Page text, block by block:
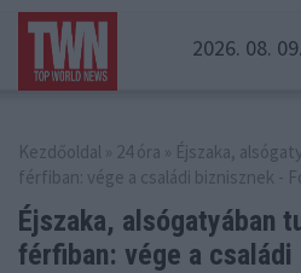
2026. 08. 09.
Kezdőoldal » 24 óra » Éjszaka,
férfiban: vége a családi biznisznek -
Éjszaka, alsógatyában
férfiban: vége a